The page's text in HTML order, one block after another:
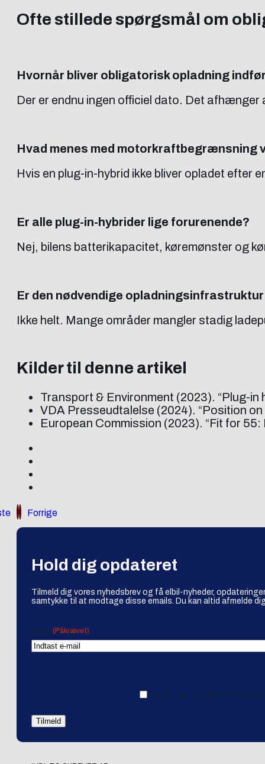
Ofte stillede spørgsmål om
Hvornår bliver obligatorisk opladning
Der er endnu ingen officiel dato. Det
Hvad menes med motorkraftbegrænsning
Hvis en plug-in-hybrid ikke bliver opladet efter
Er alle plug-in-hybrider lige forurenende?
Nej, bilens batterikapacitet, køremønster og
Er den nødvendige
Ikke helt. Mange områder mangler stadig
Kilder til denne artikel
Transport & Environment (2023). “Plug-in
VDA Presseudtalelse (2024). “Position
European Commission (2023). “Fit for
Forrige
Hold dig opdateret
Tilmeld dig vores nyhedsbrev og få elbil-nyheder,
samtykke til at modtage disse emails. Du kan altid afmelde
Email (Påkrævet)
Ja tak, jeg vil gerne modtage